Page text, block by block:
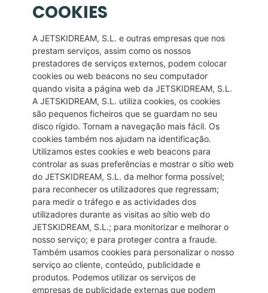
COOKIES
A JETSKIDREAM, S.L. e outras empresas que nos
prestam serviços, assim como os nossos
prestadores de serviços externos, podem colocar
cookies ou web beacons no seu computador
quando visita a página web da JETSKIDREAM, S.L.
A JETSKIDREAM, S.L. utiliza cookies, os cookies
são pequenos ficheiros que se guardam no seu
disco rígido. Tornam a navegação mais fácil. Os
cookies também nos ajudam na identificação.
Utilizamos estes cookies e web beacons para
controlar as suas preferências e mostrar o sítio web
do JETSKIDREAM, S.L. da melhor forma possível;
para reconhecer os utilizadores que regressam;
para medir o tráfego e as actividades dos
utilizadores durante as visitas ao sítio web do
JETSKIDREAM, S.L.; para monitorizar e melhorar o
nosso serviço; e para proteger contra a fraude.
Também usamos cookies para personalizar o nosso
serviço ao cliente, conteúdo, publicidade e
produtos. Podemos utilizar os serviços de
empresas de publicidade externas que podem